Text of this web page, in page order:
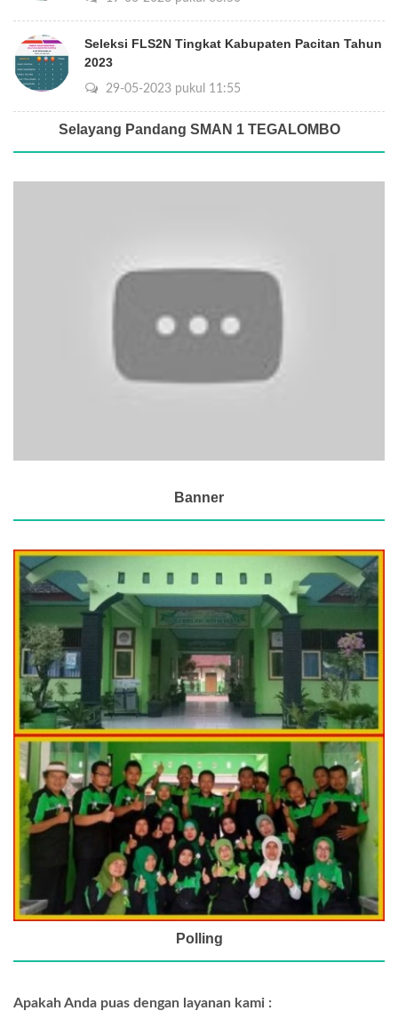
Seleksi FLS2N Tingkat Kabupaten Pacitan Tahun
2023
29-05-2023 pukul 11:55
Selayang Pandang SMAN 1 TEGALOMBO
Banner
Polling
Apakah Anda puas dengan layanan kami :